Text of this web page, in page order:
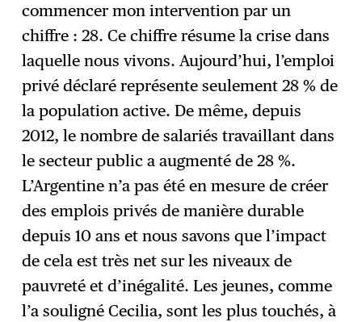
commencer mon intervention par un
chiffre : 28. Ce chiffre résume la crise dans
laquelle nous vivons. Aujourd’hui, l’emploi
privé déclaré représente seulement 28 % de
la population active. De même, depuis
2012, le nombre de salariés travaillant dans
le secteur public a augmenté de 28 %.
L’Argentine n’a pas été en mesure de créer
des emplois privés de manière durable
depuis 10 ans et nous savons que l’impact
de cela est très net sur les niveaux de
pauvreté et d’inégalité. Les jeunes, comme
l’a souligné Cecilia, sont les plus touchés, à